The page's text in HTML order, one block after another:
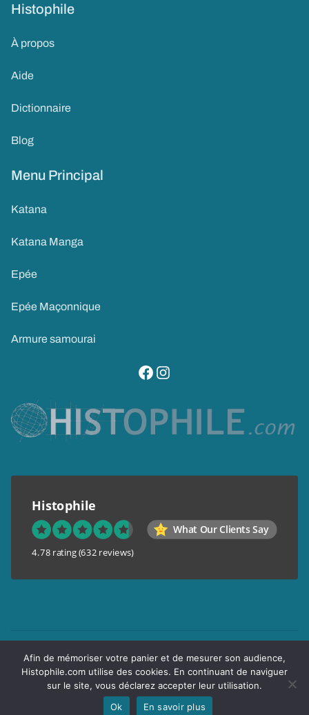
Histophile
À propos
Aide
Dictionnaire
Blog
Menu Principal
Katana
Katana Manga
Epée
Epée Maçonnique
Armure samourai
visitez notre page facebook
suivez notre compte instagram
Histophile
What Our Clients Say
4.78 rating (632 reviews)
Copyright © 2017 Histophile.com
Conditions générales de vente
Garantie de confidentialité
Afin de mémoriser votre panier et de mesurer son audience,
Histophile.com utilise des cookies. En continuant de naviguer
sur le site, vous déclarez accepter leur utilisation.
Ok
En savoir plus